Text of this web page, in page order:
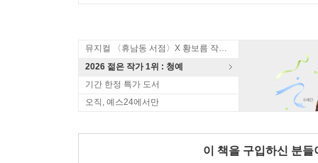
뮤지컬 〈휴남동 서점〉X 황보름 작가 북토크
2026 젊은 작가 1위 : 청예
기간 한정 특가 도서
오직, 예스24에서만
이 책을 구입하신 분